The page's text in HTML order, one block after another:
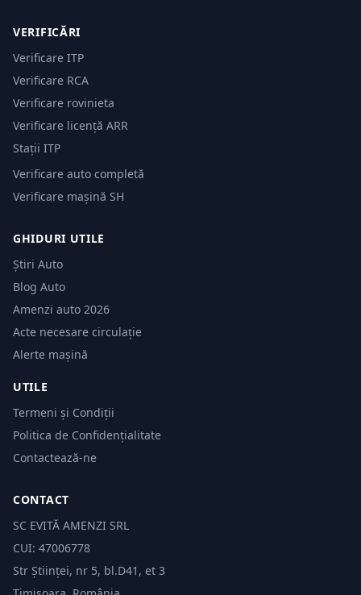
VERIFICĂRI
Verificare ITP
Verificare RCA
Verificare rovinieta
Verificare licență ARR
Stații ITP
Verificare auto completă
Verificare mașină SH
GHIDURI UTILE
Știri Auto
Blog Auto
Amenzi auto 2026
Acte necesare circulație
Alerte mașină
UTILE
Termeni și Condiții
Politica de Confidențialitate
Contactează-ne
CONTACT
SC EVITĂ AMENZI SRL
CUI: 47006778
Str Științei, nr 5, bl.D41, et 3